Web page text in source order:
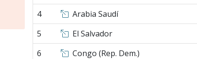
4
Arabia Saudí
5
El Salvador
6
Congo (Rep. Dem.)